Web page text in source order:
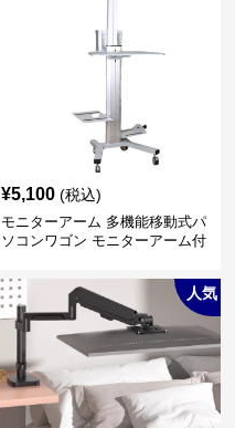
¥5,100 (税込)
モニターアーム 多機能移動式パ
ソコンワゴン モニターアーム付
人気